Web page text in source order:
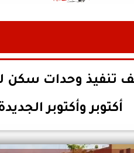
تنفيذ وحدات
أكتوبر وأكتوبر